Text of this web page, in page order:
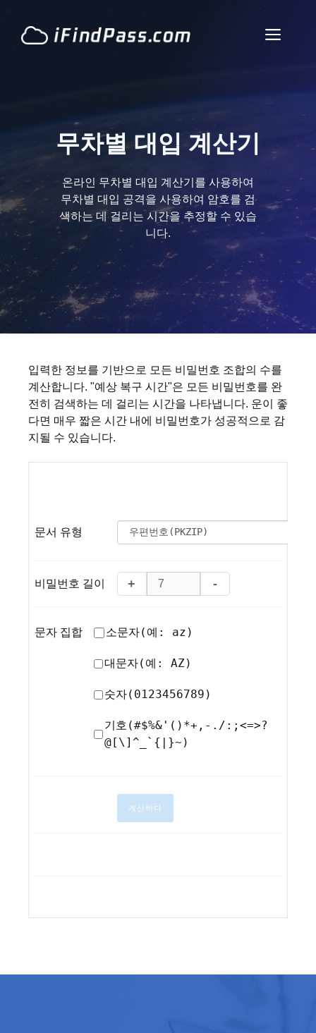
메
무차별 대입 계산기
온라인 무차별 대입 계산기를 사용하여
무차별 대입 공격을 사용하여 암호를 검
색하는 데 걸리는 시간을 추정할 수 있습
니다.
입력한 정보를 기반으로 모든 비밀번호 조합의 수를
계산합니다. "예상 복구 시간"은 모든 비밀번호를 완
전히 검색하는 데 걸리는 시간을 나타냅니다. 운이 좋
다면 매우 짧은 시간 내에 비밀번호가 성공적으로 감
지될 수 있습니다.
문서 유형
비밀번호 길이 + -
문자 집합 소문자(예: az)
대문자(예: AZ)
숫자(0123456789)
기호(#$%&'()*+,-./:;<=>?
@[\]^_`{|}~)
계산하다